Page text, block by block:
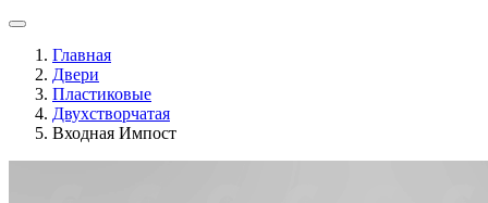
Главная
Двери
Пластиковые
Двухстворчатая
Входная Импост